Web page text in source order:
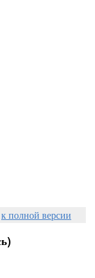
к полной версии